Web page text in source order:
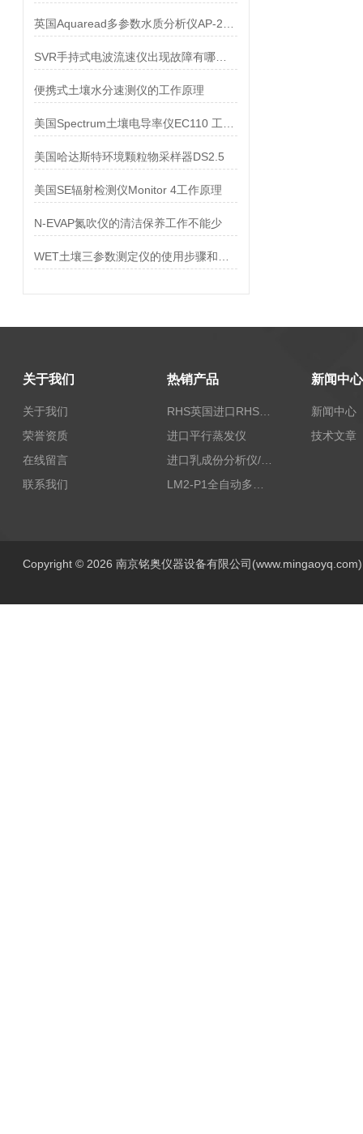
便携式土壤水分速测仪的工作原理
美国哈达斯特环境颗粒物采样器DS2.5
美国SE辐射检测仪Monitor 4工作原理
N-EVAP氮吹仪的清洁保养工作不能少
关于我们
关于我们
荣誉资质
在线留言
联系我们
热销产品
RHS英国进口RHS植物标准比色卡
进口平行蒸发仪
进口乳成份分析仪/乳品分析仪
新闻中心
新闻中心
技术文章
Copyright © 2026 南京铭奥仪器设备有限公司